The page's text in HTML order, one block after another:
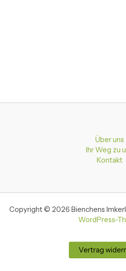
Über uns
Ihr Weg zu
Kontakt
Copyright © 2026 Bienchens
WordPress-
Vertrag